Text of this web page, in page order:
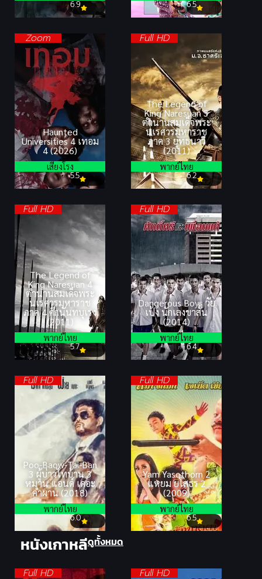
6.9
6.5
Zoom
Haunted
Universities 4 เทอม
4 (2026)
5.5
เสียงโรง
Full HD
The Legend of
King Naresuan 3
ตำนานสมเด็จพระ
นเรศวรมหาราช
ภาค 3 ยุทธนาวี
(2011)
6.2
พากย์ไทย
Full HD
The Legend of
King Naresuan 4
ตำนานสมเด็จพระ
นเรศวรมหาราช
ภาค 4 ศึกนันทบุเรง
(2011)
5.7
พากย์ไทย
Full HD
Dangerous Boys วัย
เป้ง นักเลงขาสั้น
(2014)
6.4
พากย์ไทย
Full HD
Poo-Baow-Tai-Ban
3 ผู้บ่าวไทบ้าน 3
หมาน แอนด์ เดอะ
คำผาน (2018)
6.0
พากย์ไทย
Full HD
Yam Yasothorn 2
แหยม ยโสธร 2
(2009)
6.5
พากย์ไทย
หนังเกาหลีดูทั้งหมด
Full HD Full HD